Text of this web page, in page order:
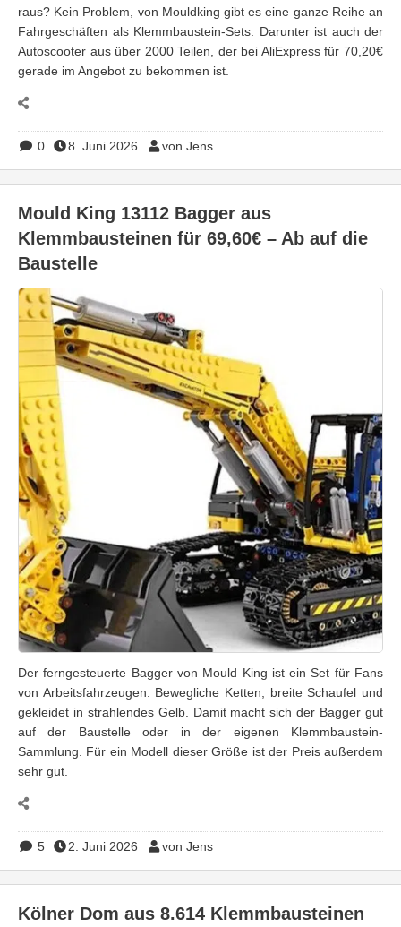
raus? Kein Problem, von Mouldking gibt es eine ganze Reihe an
Fahrgeschäften als Klemmbaustein-Sets. Darunter ist auch der
Autoscooter aus über 2000 Teilen, der bei AliExpress für 70,20€
gerade im Angebot zu bekommen ist.
0 8. Juni 2026 von Jens
Mould King 13112 Bagger aus
Klemmbausteinen für 69,60€ – Ab auf die
Baustelle
Der ferngesteuerte Bagger von Mould King ist ein Set für Fans
von Arbeitsfahrzeugen. Bewegliche Ketten, breite Schaufel und
gekleidet in strahlendes Gelb. Damit macht sich der Bagger gut
auf der Baustelle oder in der eigenen Klemmbaustein-
Sammlung. Für ein Modell dieser Größe ist der Preis außerdem
sehr gut.
5 2. Juni 2026 von Jens
Kölner Dom aus 8.614 Klemmbausteinen